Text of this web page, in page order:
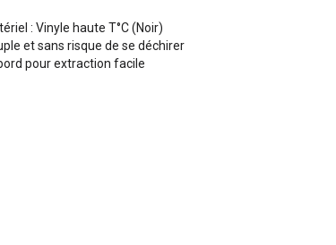
: Vinyle haute T°C (Noir)
et sans risque de se déchirer
pour extraction facile